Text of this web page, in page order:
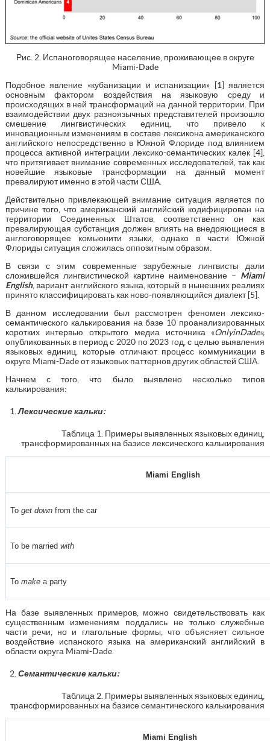
Рис. 2. Испаноговорящее население, проживающее в округе
Miami-Dade
Подобное явление «кубанизации и испанизации» [1] является
основным фактором воздействия на языковую среду и
происходящих в ней трансформаций на данной территории. При
взаимодействии двух разноязычных представителей произошло
смешение лингвистических единиц, что привело к
инновационным изменениям в составе лексикона американского
английского непосредственно в Южной Флориде под влиянием
процесса активной интеграции лексико-семантических калек [4],
что притягивает внимание современных исследователей, так как
новейшие языковые трансформации на данный момент
превалируют именно в этой части США.
Действительно привлекающей внимание ситуация является по
причине того, что американский английский кодифицирован на
территории Соединенных Штатов, соответственно он как
превалирующая субстанция должен влиять на внедряющиеся в
англоговорящее комьюнити языки, однако в части Южной
Флориды ситуация сложилась оппозитным образом.
В связи с этим современные зарубежные лингвисты дали
сложившейся лингвистической картине наименование – Miami
English, вариант английского языка, который в нынешних реалиях
принято классифицировать как ново-появляющийся диалект [5].
В данном исследовании был рассмотрен феномен лексико-
семантического калькирования на базе 10 проанализированных
коротких интервью открытого медиа источника «OnlyinDade»,
опубликованных в период с 2020 по 2023 год, с целью выявления
языковых единиц, которые отличают процесс коммуникации в
округе Miami-Dade от языковых паттернов других областей США.
Начнем с того, что было выявлено несколько типов
калькирования:
Лексические кальки:
Таблица 1. Примеры выявленных языковых единиц,
трансформированных на базисе лексического калькирования
Miami English
To get downfrom the car
To be married with
To makea party
На базе выявленных примеров, можно свидетельствовать как
существенным изменениям поддались не только служебные
части речи, но и глагольные формы, что объясняет сильное
воздействие испанского языка на американский английский в
области округа Miami-Dade.
Семантические кальки:
Таблица 2. Примеры выявленных языковых единиц,
трансформированных на базисе семантического калькирования
Miami English